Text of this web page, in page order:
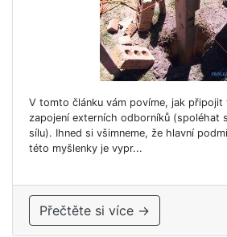
V tomto článku vám povíme, jak připojit
zapojení externích odborníků (spoléhat
sílu). Ihned si všimneme, že hlavní
této myšlenky je vypr...
Přečtěte si více →